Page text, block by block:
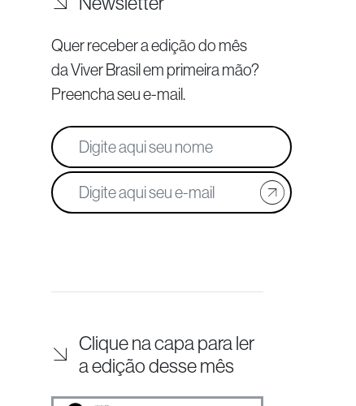
Quer receber a edição do mês
da Viver Brasilem primeira mão?
Preencha seu e-mail.
Clique na capa para ler
a edição desse mês